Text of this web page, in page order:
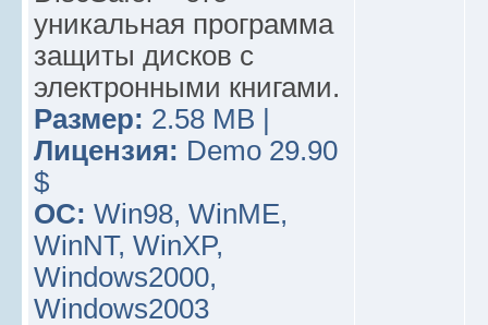
уникальная программа
защиты дисков с
электронными книгами.
Размер: 2.58 MB |
Лицензия: Demo 29.90
$
ОС: Win98, WinME,
WinNT, WinXP,
Windows2000,
Windows2003